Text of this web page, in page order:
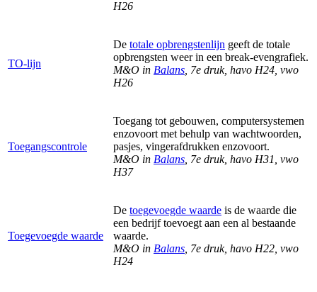
H26
TO-lijn
De totale opbrengstenlijn geeft de totale
opbrengsten weer in een break-evengrafiek.
M&O in Balans , 7e druk, havo H24, vwo
H26
Toegangscontrole
Toegang tot gebouwen, computersystemen
enzovoort met behulp van wachtwoorden,
pasjes, vingerafdrukken enzovoort.
M&O in Balans , 7e druk, havo H31, vwo
H37
Toegevoegde waarde
De toegevoegde waarde is de waarde die
een bedrijf toevoegt aan een al bestaande
waarde.
M&O in Balans , 7e druk, havo H22, vwo
H24